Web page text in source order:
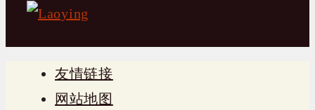
友情链接
网站地图